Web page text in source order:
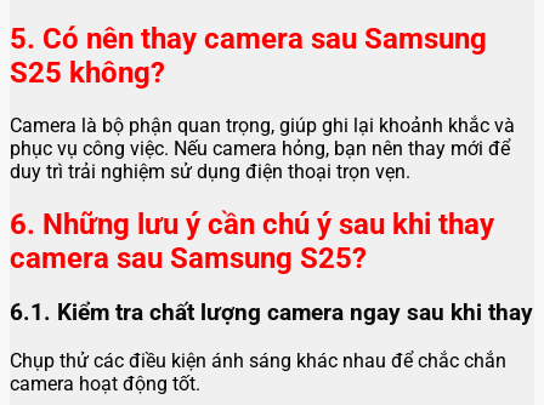
5. Có nên thay camera sau Samsung
S25 không?
Camera là bộ phận quan trọng, giúp ghi lại khoảnh khắc và
phục vụ công việc. Nếu camera hỏng, bạn nên thay mới để
duy trì trải nghiệm sử dụng điện thoại trọn vẹn.
6. Những lưu ý cần chú ý sau khi thay
camera sau Samsung S25?
6.1. Kiểm tra chất lượng camera ngay sau khi thay
Chụp thử các điều kiện ánh sáng khác nhau để chắc chắn
camera hoạt động tốt.